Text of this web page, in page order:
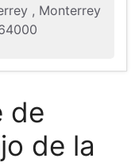
, Monterrey
de
de la